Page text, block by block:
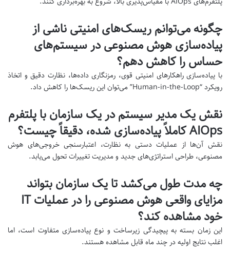
چگونه می‌توانم ریسک‌های امنیتی ناشی از
پیاده‌سازی هوش مصنوعی در سیستم‌های
حساس را کاهش دهم؟
با پیاده‌سازی راهکارهای امنیتی قوی، رمزنگاری داده‌ها، نظارت دقیق و اتخاذ
رویکرد “Human-in-the-Loop” می‌توان این ریسک‌ها را کاهش داد.
نقش یک مدیر سیستم در یک سازمان با پلتفرم
AIOps کاملاً پیاده‌سازی شده، دقیقاً چیست؟
نقش آن‌ها از عملیات دستی به نظارت، اعتبارسنجی خروجی‌های هوش
مصنوعی، طراحی استراتژی‌های جدید و مدیریت تغییرات تحول می‌یابد.
چه مدت طول می‌کشد تا یک سازمان بتواند
مزایای واقعی هوش مصنوعی را در عملیات IT
خود مشاهده کند؟
این زمان بسته به پیچیدگی زیرساخت و نوع پیاده‌سازی متفاوت است، اما
اغلب نتایج اولیه در چند ماه قابل مشاهده هستند.